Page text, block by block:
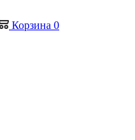
Корзина 0